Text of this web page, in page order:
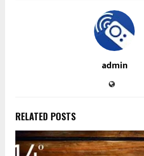
admin
RELATED POSTS